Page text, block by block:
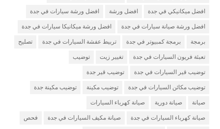
افضل ميكانيكي في جدة افضل ورشة افضل ورشة سيارات في جدة
افضل ورشة صيانة سيارات في جدة افضل ورشة ميكانيكا سيارات في جدة
برمجة برمجة كمبيوتر في جدة تربيط عفشة السيارات في جدة تصليح
تعبئة فريون السيارات في جدة تغيير زيت توضيب
توضيب قير السيارات في جدة توضيب قير جدة
توضيب مكائن السيارات في جدة توضيب مكينة توضيب مكينة جدة
صيانة صيانة دورية صيانة كهرباء السيارات
صيانة كهرباء السيارات في جدة صيانة مكيف السيارات في جدة فحص